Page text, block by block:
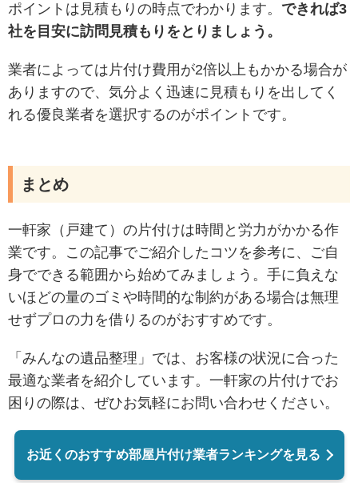
ポイントは見積もりの時点でわかります。 できれば3
社を目安に訪問見積もりをとりましょう。
業者によっては片付け費用が2倍以上もかかる場合が
ありますので、気分よく迅速に見積もりを出してく
れる優良業者を選択するのがポイントです。
まとめ
一軒家（戸建て）の片付けは時間と労力がかかる作
業です。この記事でご紹介したコツを参考に、ご自
身でできる範囲から始めてみましょう。手に負えな
いほどの量のゴミや時間的な制約がある場合は無理
せずプロの力を借りるのがおすすめです。
「みんなの遺品整理」では、お客様の状況に合った
最適な業者を紹介しています。一軒家の片付けでお
困りの際は、ぜひお気軽にお問い合わせください。
お近くのおすすめ部屋片付け業者ランキングを見る